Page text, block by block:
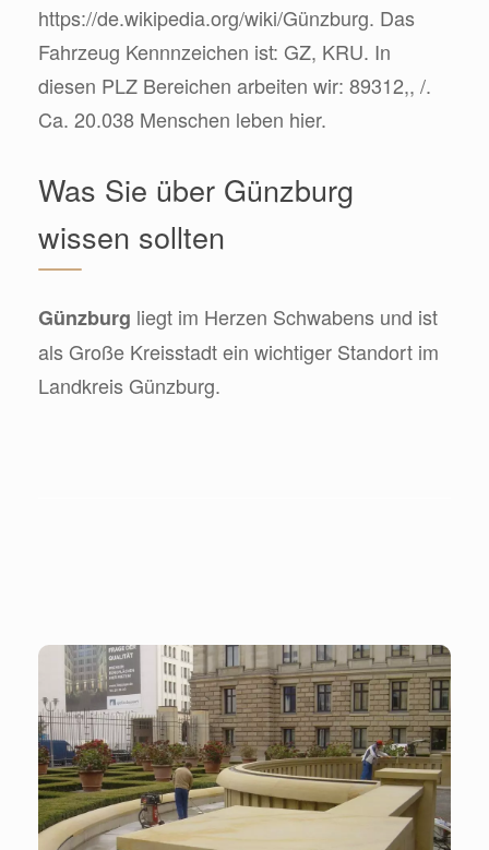
https://de.wikipedia.org/wiki/Günzburg. Das
Fahrzeug Kennnzeichen ist: GZ, KRU. In
diesen PLZ Bereichen arbeiten wir: 89312,, /.
Ca. 20.038 Menschen leben hier.
Was Sie über Günzburg
wissen sollten
Günzburg liegt im Herzen Schwabens und ist
als Große Kreisstadt ein wichtiger Standort im
Landkreis Günzburg.